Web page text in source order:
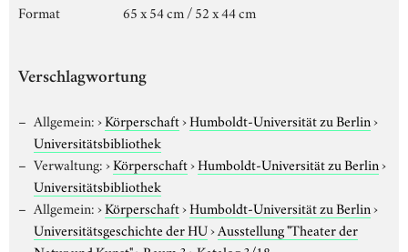
Format
65 x 54 cm / 52 x 44 cm
Verschlagwortung
Allgemein:›Körperschaft›Humboldt-Universität zu Berlin›
Universitätsbibliothek
Verwaltung:›Körperschaft›Humboldt-Universität zu Berlin›
Universitätsbibliothek
Allgemein:›Körperschaft›Humboldt-Universität zu Berlin›
Universitätsgeschichte der HU›Ausstellung "Theater der